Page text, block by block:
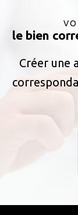
le bien
Créer une